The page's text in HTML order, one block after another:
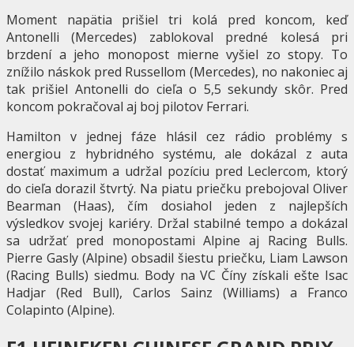
Moment napätia prišiel tri kolá pred koncom, keď
Antonelli (Mercedes) zablokoval predné kolesá pri
brzdení a jeho monopost mierne vyšiel zo stopy. To
znížilo náskok pred Russellom (Mercedes), no nakoniec aj
tak prišiel Antonelli do cieľa o 5,5 sekundy skôr. Pred
koncom pokračoval aj boj pilotov Ferrari.
Hamilton v jednej fáze hlásil cez rádio problémy s
energiou z hybridného systému, ale dokázal z auta
dostať maximum a udržal pozíciu pred Leclercom, ktorý
do cieľa dorazil štvrtý. Na piatu priečku prebojoval Oliver
Bearman (Haas), čím dosiahol jeden z najlepších
výsledkov svojej kariéry. Držal stabilné tempo a dokázal
sa udržať pred monopostami Alpine aj Racing Bulls.
Pierre Gasly (Alpine) obsadil šiestu priečku, Liam Lawson
(Racing Bulls) siedmu. Body na VC Číny získali ešte Isac
Hadjar (Red Bull), Carlos Sainz (Williams) a Franco
Colapinto (Alpine).